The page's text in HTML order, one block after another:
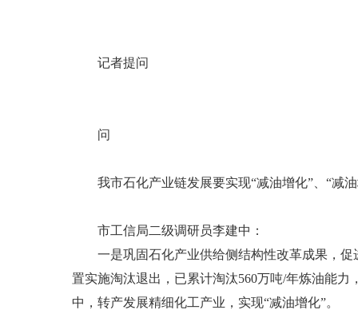
记者提问
问
我市石化产业链发展要实现“减油增化”、“减油
市工信局二级调研员李建中：
一是巩固石化产业供给侧结构性改革成果，促
置实施淘汰退出，已累计淘汰560万吨/年炼油能
中，转产发展精细化工产业，实现“减油增化”。